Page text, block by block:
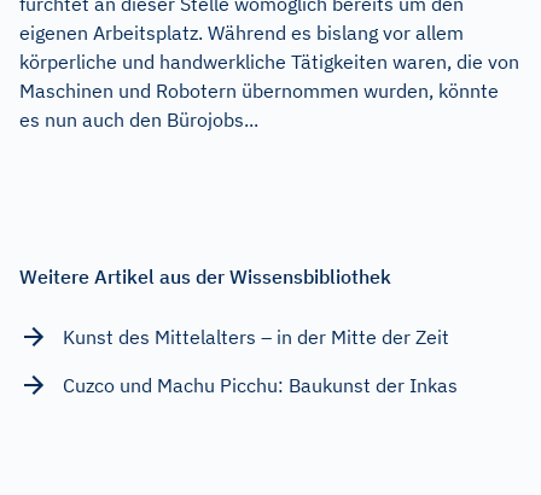
eigenen Arbeitsplatz. Während es bislang vor allem
körperliche und handwerkliche Tätigkeiten waren, die von
Maschinen und Robotern übernommen wurden, könnte
es nun auch den Bürojobs...
Weitere Artikel aus der Wissensbibliothek
Kunst des Mittelalters – in der Mitte der Zeit
Cuzco und Machu Picchu: Baukunst der Inkas